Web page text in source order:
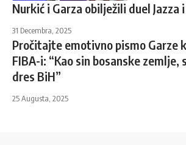
Nurkić i Garza obilježili duel Jazza
31 Decembra, 2025
Pročitajte emotivno pismo Garze
FIBA-i: “Kao sin bosanske zemlje,
dres BiH”
25 Augusta, 2025